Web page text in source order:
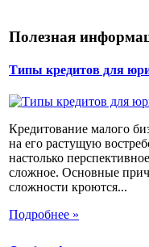
Полезная
Типы кредитов для
Кредитование малого
на его растущую
настолько
сложное. Основные
сложности кроются...
Подробнее »